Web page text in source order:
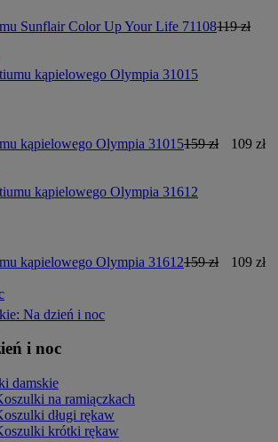
Sunflair Color Up Your Life 71108119 zł
kąpielowego Olympia 31015159 zł
109 zł
kąpielowego Olympia 31612159 zł
109 zł
Na dzień i noc
i noc
damskie
na ramiączkach
długi rękaw
krótki rękaw